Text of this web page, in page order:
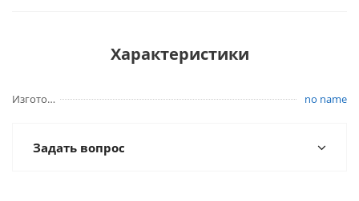
Характеристики
Изготовитель no name
Задать вопрос